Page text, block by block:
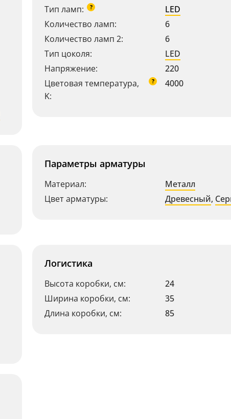
Тип ламп: ?
LED
Количество ламп:
6
Количество ламп 2:
6
Тип цоколя:
LED
Напряжение:
220
Цветовая температура,
K:
? 4000
Параметры арматуры
Материал:
Металл
Цвет арматуры:
Древесный,
Логистика
Высота коробки, см:
24
Ширина коробки, см:
35
Длина коробки, см:
85